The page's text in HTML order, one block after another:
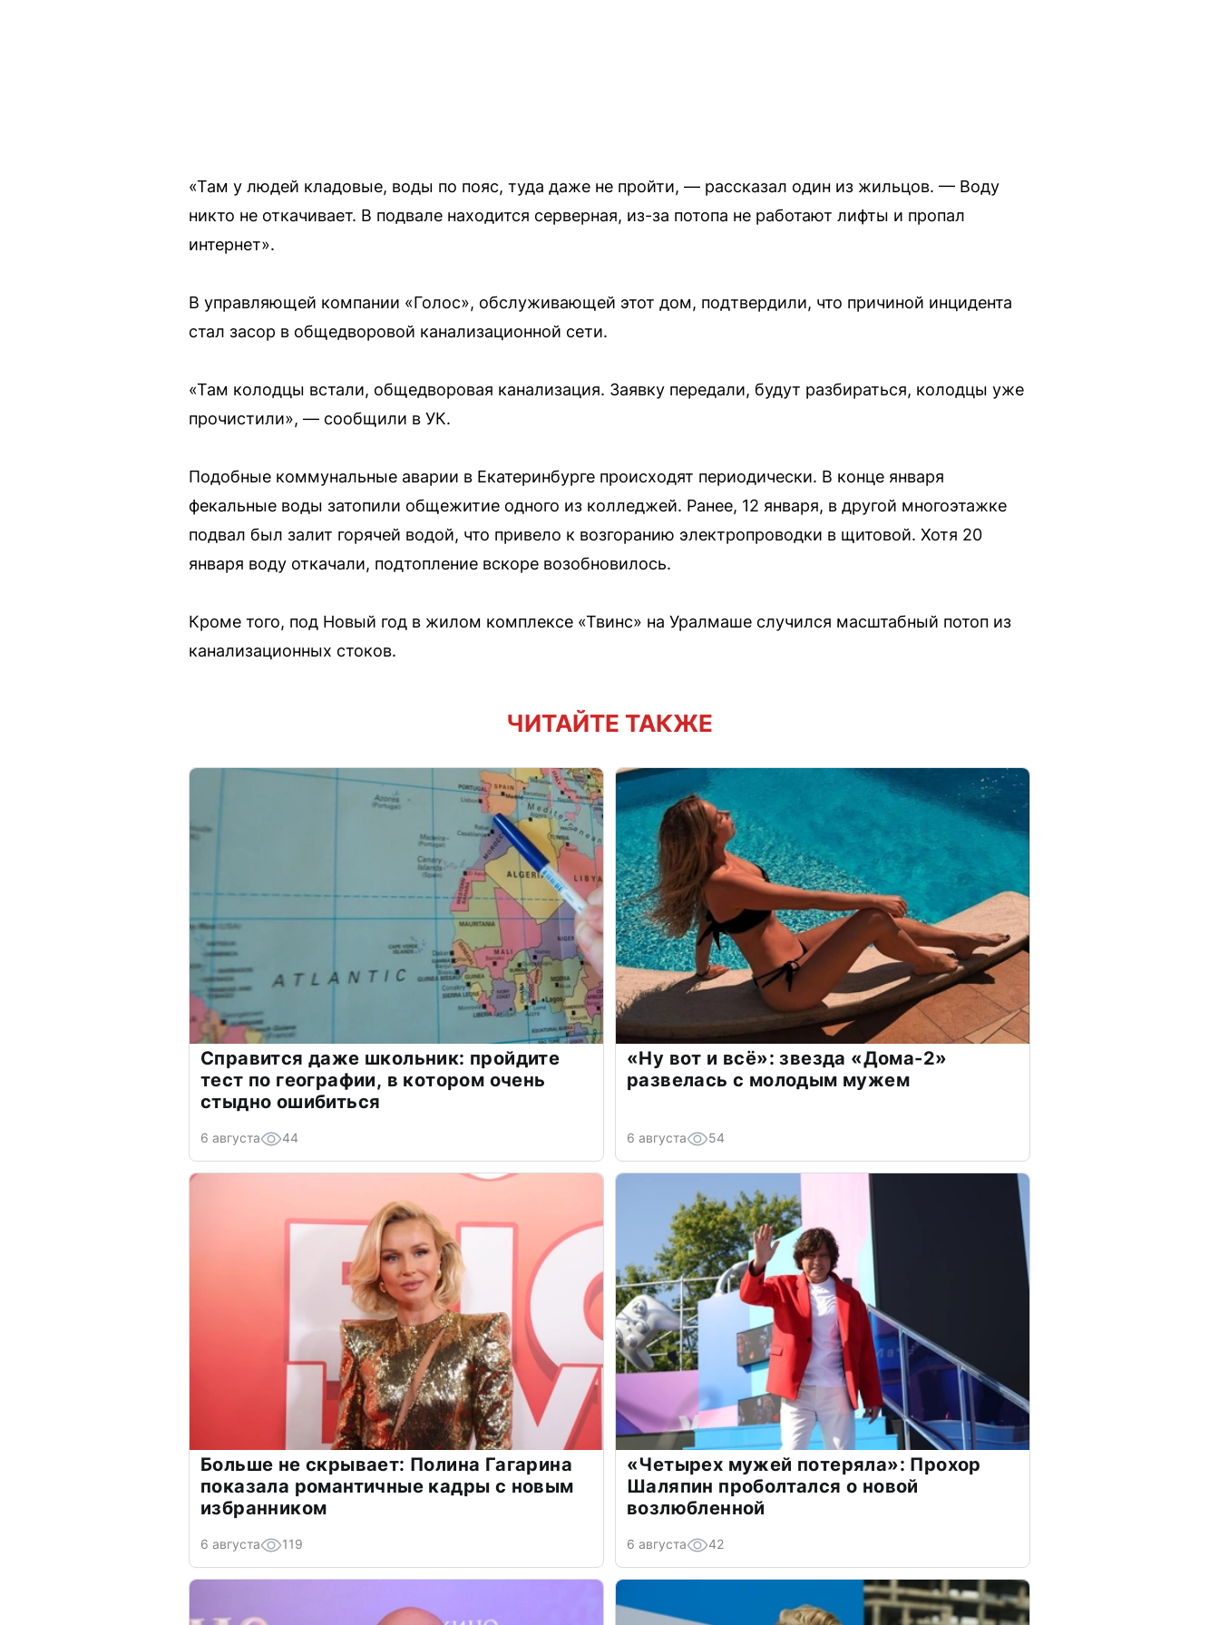
«Там у людей кладовые, воды по пояс, туда даже не пройти, — рассказал один из жильцов. — Воду
никто не откачивает. В подвале находится серверная, из-за потопа не работают лифты и пропал
интернет».
В управляющей компании «Голос», обслуживающей этот дом, подтвердили, что причиной инцидента
стал засор в общедворовой канализационной сети.
«Там колодцы встали, общедворовая канализация. Заявку передали, будут разбираться, колодцы уже
прочистили», — сообщили в УК.
Подобные коммунальные аварии в Екатеринбурге происходят периодически. В конце января
фекальные воды затопили общежитие одного из колледжей. Ранее, 12 января, в другой многоэтажке
подвал был залит горячей водой, что привело к возгоранию электропроводки в щитовой. Хотя 20
января воду откачали, подтопление вскоре возобновилось.
Кроме того, под Новый год в жилом комплексе «Твинс» на Уралмаше случился масштабный потоп из
канализационных стоков.
ЧИТАЙТЕ ТАКЖЕ
Справится даже школьник: пройдите
тест по географии, в котором очень
стыдно ошибиться
6 августа 44
«Ну вот и всё»: звезда «Дома-2»
развелась с молодым мужем
6 августа 54
Больше не скрывает: Полина Гагарина
показала романтичные кадры с новым
избранником
6 августа 119
«Четырех мужей потеряла»: Прохор
Шаляпин проболтался о новой
возлюбленной
6 августа 42